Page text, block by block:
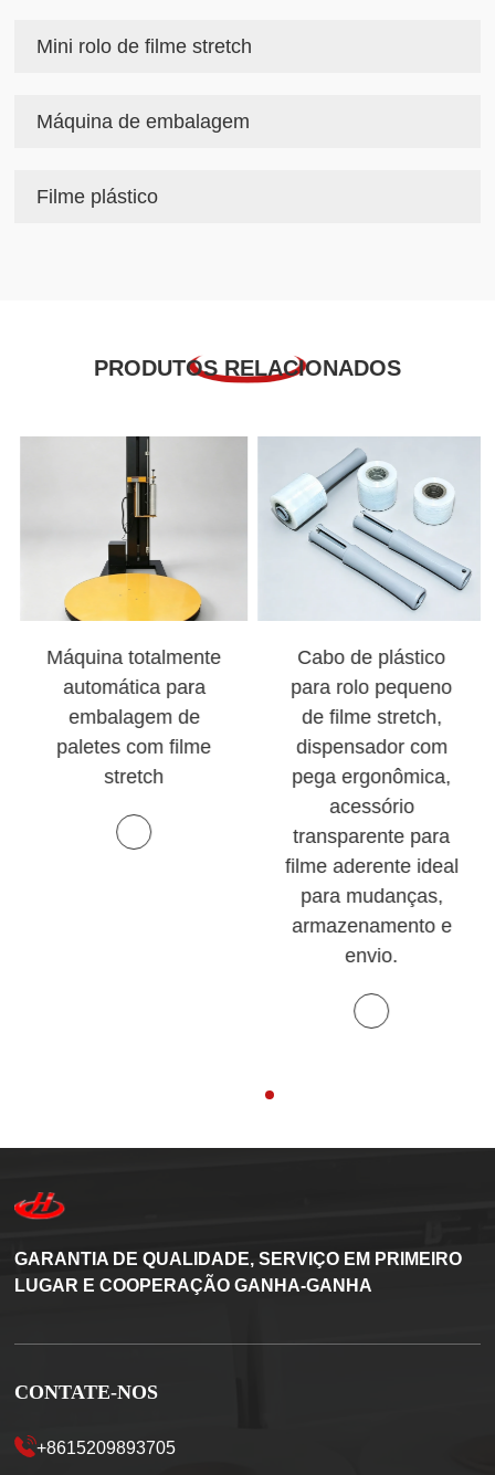
Mini rolo de filme stretch
Máquina de embalagem
Filme plástico
PRODUTOS RELACIONADOS
Máquina totalmente
automática para
embalagem de
paletes com filme
stretch
Cabo de plástico
para rolo pequeno
de filme stretch,
dispensador com
pega ergonômica,
acessório
transparente para
filme aderente ideal
para mudanças,
armazenamento e
envio.
GARANTIA DE QUALIDADE, SERVIÇO EM PRIMEIRO
LUGAR E COOPERAÇÃO GANHA-GANHA
CONTATE-NOS
+8615209893705